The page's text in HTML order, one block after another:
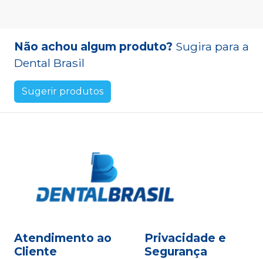
Não achou algum produto? Sugira para a
Dental Brasil
Sugerir produtos
Atendimento ao
Cliente
Privacidade e
Segurança